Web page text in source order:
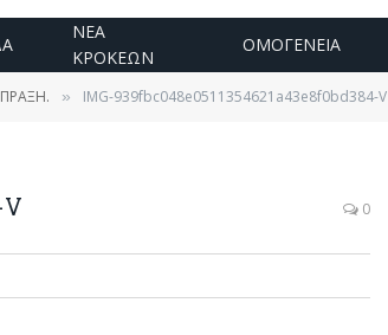
ΝΕΑ
ΚΡΟΚΕΩΝ
ΟΜΟΓΕΝΕΙΑ
» IMG-939fbc048e0511354621a43e8f0bd384-V
V 0